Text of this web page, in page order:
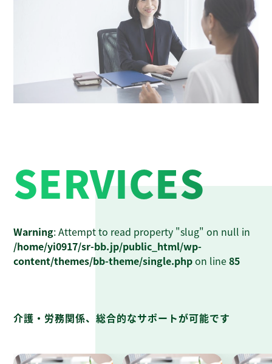
SERVICES
Warning: Attempt to read property "slug" on null in
/home/yi0917/sr-bb.jp/public_html/wp-
content/themes/bb-theme/single.phpon line85
介護・労務関係、総合的なサポートが可能です